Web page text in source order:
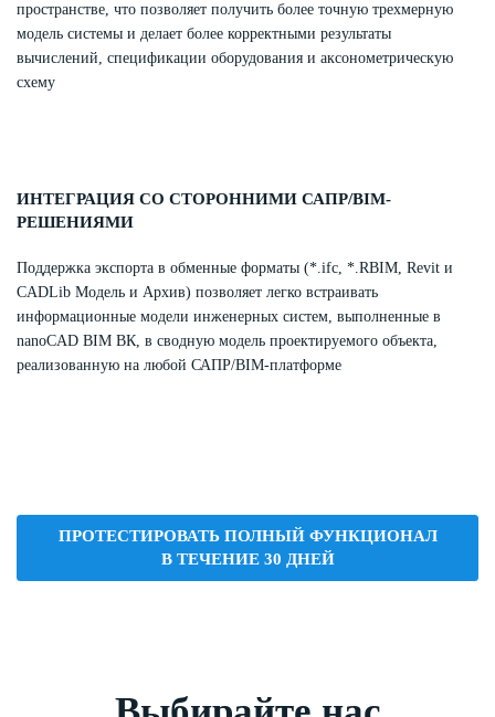
пространстве, что позволяет получить более точную трехмерную
модель системы и делает более корректными результаты
вычислений, спецификации оборудования и аксонометрическую
схему
ИНТЕГРАЦИЯ СО СТОРОННИМИ САПР/BIM-
РЕШЕНИЯМИ
Поддержка экспорта в обменные форматы (*.ifc, *.RBIM, Revit и
CADLib Модель и Архив) позволяет легко встраивать
информационные модели инженерных систем, выполненные в
nanoCAD BIM ВК, в сводную модель проектируемого объекта,
реализованную на любой САПР/BIM-платформе
ПРОТЕСТИРОВАТЬ ПОЛНЫЙ ФУНКЦИОНАЛ
В ТЕЧЕНИЕ 30 ДНЕЙ